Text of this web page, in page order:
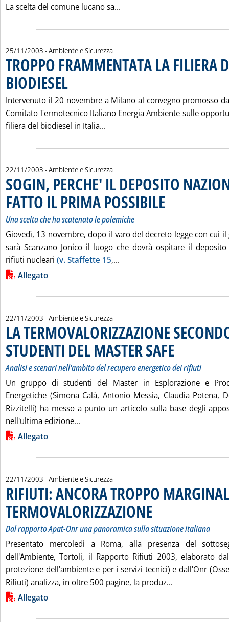
La scelta del comune lucano sa...
25/11/2003 - Ambiente e Sicurezza
TROPPO FRAMMENTATA LA FILIERA
BIODIESEL
Intervenuto il 20 novembre a Milano al convegno promosso
Comitato Termotecnico Italiano Energia Ambiente sulle
filiera del biodiesel in Italia...
22/11/2003 - Ambiente e Sicurezza
SOGIN, PERCHE' IL DEPOSITO
FATTO IL PRIMA POSSIBILE
Una scelta che ha scatenato le polemiche
Giovedì, 13 novembre, dopo il varo del decreto legge con cui il
sarà Scanzano Jonico il luogo che dovrà ospitare il
rifiuti nucleari (v. Staffette 15,...
Lista allegati PDF alla notizia
Allegato
22/11/2003 - Ambiente e Sicurezza
LA TERMOVALORIZZAZIONE
STUDENTI DEL MASTER SAFE
Analisi e scenari nell'ambito del recupero energetico dei rifiuti
Un gruppo di studenti del Master in Esplorazione e
Energetiche (Simona Calà, Antonio Messia, Claudia Potena,
Rizzitelli) ha messo a punto un articolo sulla base degli
nell'ultima edizione...
Lista allegati PDF alla notizia
Allegato
22/11/2003 - Ambiente e Sicurezza
RIFIUTI: ANCORA TROPPO
TERMOVALORIZZAZIONE
Dal rapporto Apat-Onr una panoramica sulla situazione italiana
Presentato mercoledì a Roma, alla presenza del
dell'Ambiente, Tortoli, il Rapporto Rifiuti 2003, elaborato
protezione dell'ambiente e per i servizi tecnici) e dall'Onr
Rifiuti) analizza, in oltre 500 pagine, la produz...
Lista allegati PDF alla notizia
Allegato